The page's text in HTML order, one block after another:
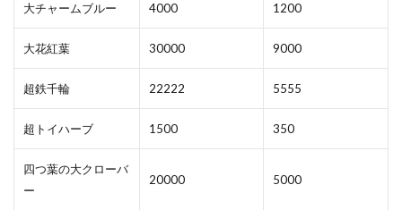
大チャームブルー 4000 1200
大花紅葉 30000 9000
超鉄千輪 22222 5555
超トイハーブ 1500 350
四つ葉の大クローバ
ー
20000 5000